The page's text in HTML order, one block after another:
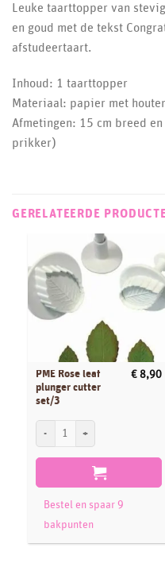
Leuke taarttopper van
en goud met de tekst
afstudeertaart.
Inhoud: 1 taarttopper
Materiaal: papier met
Afmetingen: 15 cm breed
prikker)
GERELATEERDE
PME Rose leaf
plunger cutter
set/3
€ 8,90
PME Rose leaf plunger cutter
Bestel en spaar 9
bakpunten